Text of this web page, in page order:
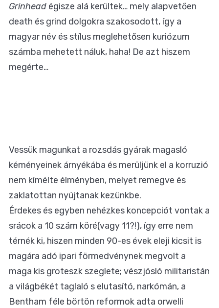
Grinhead égisze alá kerültek… mely alapvetően
death és grind dolgokra szakosodott, így a
magyar név és stílus meglehetősen kuriózum
számba mehetett náluk, haha! De azt hiszem
megérte…
Vessük magunkat a rozsdás gyárak magasló
kéményeinek árnyékába és merüljünk el a korruzió
nem kímélte élményben, melyet remegve és
zaklatottan nyújtanak kezünkbe.
Érdekes és egyben nehézkes koncepciót vontak a
srácok a 10 szám köré(vagy 11?!), így erre nem
térnék ki, hiszen minden 90-es évek eleji kicsit is
magára adó ipari förmedvénynek megvolt a
maga kis groteszk szeglete; vészjósló militaristán
a világbékét taglaló s elutasító, narkómán, a
Bentham féle börtön reformok adta orwelli